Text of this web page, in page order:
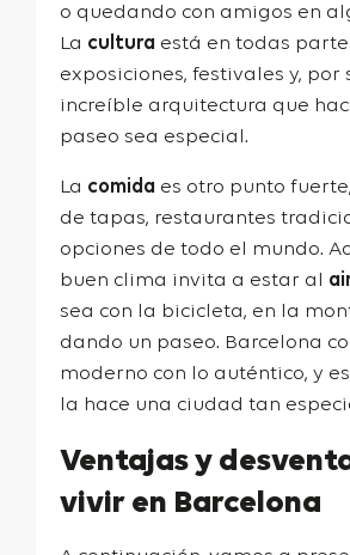
o quedando con amigos en
La cultura está en todas
exposiciones, festivales y, por
increíble arquitectura que
paseo sea especial.
La comida es otro punto
de tapas, restaurantes
opciones de todo el mundo.
buen clima invita a estar al
sea con la bicicleta, en la
dando un paseo. Barcelona
moderno con lo auténtico, y
la hace una ciudad tan
Ventajas y
vivir en Barcelona